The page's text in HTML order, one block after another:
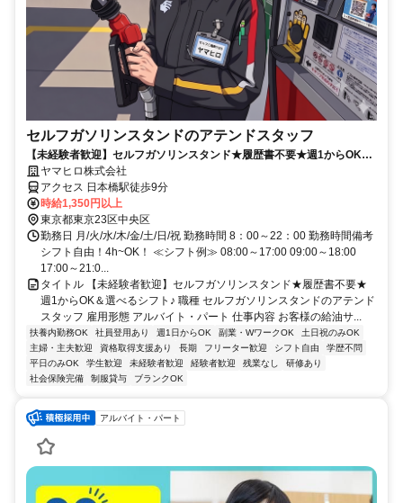
セルフガソリンスタンドのアテンドスタッフ
【未経験者歓迎】セルフガソリンスタンド★履歴書不要★週1からOK＆
選べるシフト♪
ヤマヒロ株式会社
アクセス 日本橋駅徒歩9分
時給1,350円以上
東京都東京23区中央区
勤務日 月/火/水/木/金/土/日/祝 勤務時間 8：00～22：00 勤務時間備考
シフト自由！4h~OK！ ≪シフト例≫ 08:00～17:00 09:00～18:00
17:00～21:0...
タイトル 【未経験者歓迎】セルフガソリンスタンド★履歴書不要★
週1からOK＆選べるシフト♪ 職種 セルフガソリンスタンドのアテンド
スタッフ 雇用形態 アルバイト・パート 仕事内容 お客様の給油サ...
扶養内勤務OK 社員登用あり 週1日からOK 副業・WワークOK
土日祝のみOK
主婦・主夫歓迎
資格取得支援あり 長期 フリーター歓迎 シフト自由
学歴不問
平日のみOK
学生歓迎 未経験者歓迎 経験者歓迎 残業なし
研修あり
社会保険完備
制服貸与 ブランクOK
アルバイト・パート